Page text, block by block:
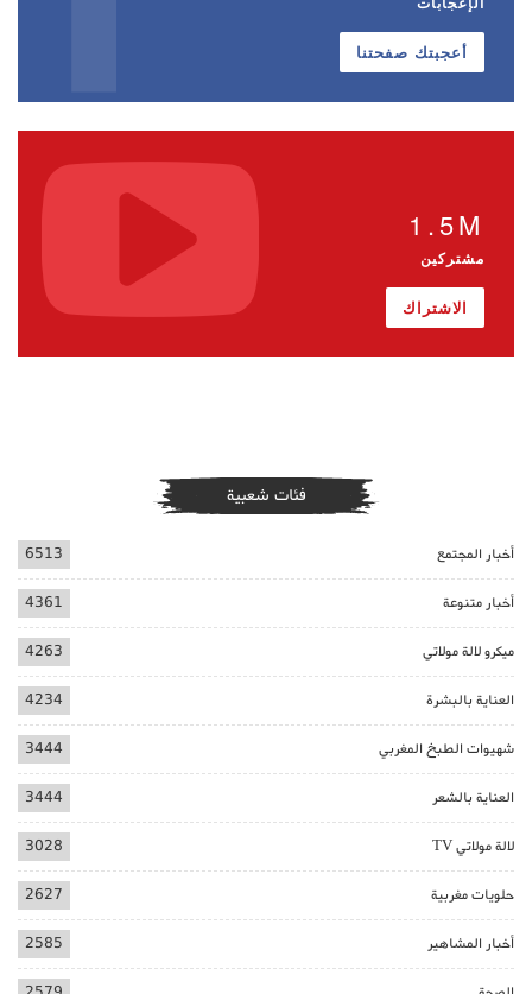
أعجبتك صفحتنا
1.5M
مشتركين
الاشتراك
فئات شعبية
أخبار المجتمع 6513
أخبار متنوعة 4361
ميكرو لالة مولاتي 4263
العناية بالبشرة 4234
شهيوات الطبخ المغربي 3444
العناية بالشعر 3444
لالة مولاتي TV 3028
حلويات مغربية 2627
أخبار المشاهير 2585